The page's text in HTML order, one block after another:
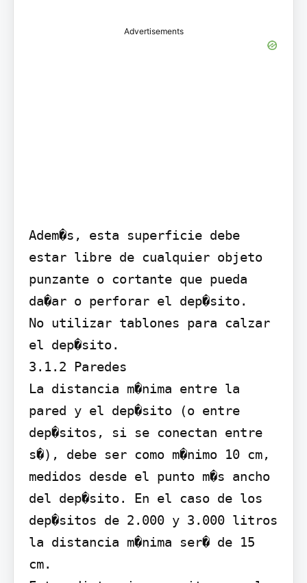
Advertisements
Adem�s, esta superficie debe
estar libre de cualquier objeto
punzante o cortante que pueda
da�ar o perforar el dep�sito.
No utilizar tablones para calzar
el dep�sito.
3.1.2 Paredes
La distancia m�nima entre la
pared y el dep�sito (o entre
dep�sitos, si se conectan entre
s�), debe ser como m�nimo 10 cm,
medidos desde el punto m�s ancho
del dep�sito. En el caso de los
dep�sitos de 2.000 y 3.000 litros
la distancia m�nima ser� de 15
cm.